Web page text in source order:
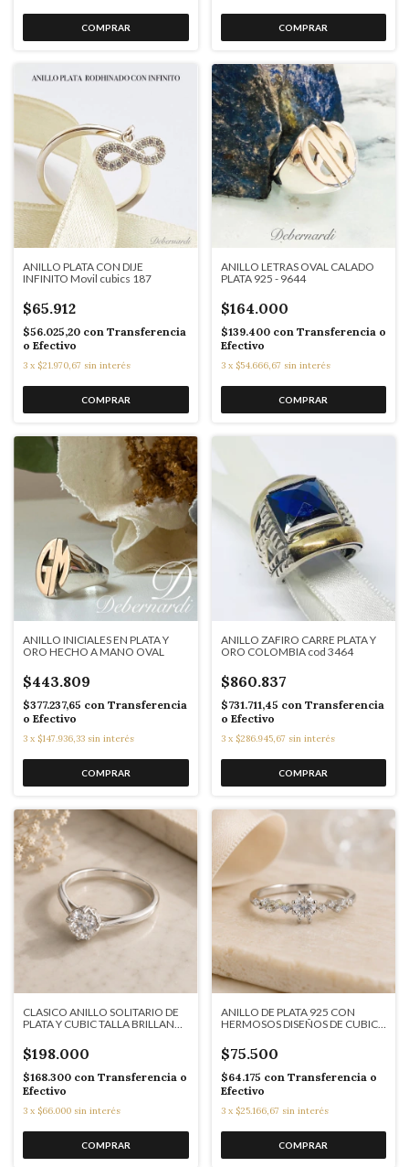
ANILLO PLATA CON DIJE
INFINITO Movil cubics 187
$65.912
$56.025,20 con Transferencia
o Efectivo
3 x $21.970,67 sin interés
ANILLO LETRAS OVAL CALADO
PLATA 925 - 9644
$164.000
$139.400 con Transferencia o
Efectivo
3 x $54.666,67 sin interés
ANILLO INICIALES EN PLATA Y
ORO HECHO A MANO OVAL
$443.809
$377.237,65 con Transferencia
o Efectivo
3 x $147.936,33 sin interés
ANILLO ZAFIRO CARRE PLATA Y
ORO COLOMBIA cod 3464
$860.837
$731.711,45 con Transferencia
o Efectivo
3 x $286.945,67 sin interés
CLASICO ANILLO SOLITARIO DE
PLATA Y CUBIC TALLA BRILLANTE
$198.000
$168.300 con Transferencia o
Efectivo
3 x $66.000 sin interés
ANILLO DE PLATA 925 CON
HERMOSOS DISEÑOS DE CUBICS
$75.500
$64.175 con Transferencia o
Efectivo
3 x $25.166,67 sin interés